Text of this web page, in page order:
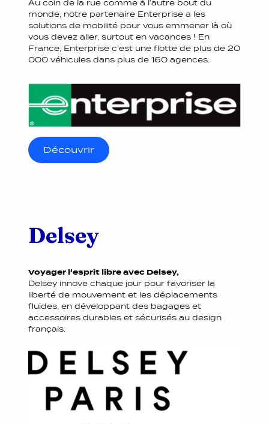
Au coin de la rue comme à l’autre bout du
monde, notre partenaire Enterprise a les
solutions de mobilité pour vous emmener là où
vous devez aller, surtout en vacances ! En
France, Enterprise c’est une flotte de plus de 20
000 véhicules dans plus de 160 agences.
Découvrir
Delsey
Voyager l'esprit libre avec Delsey,
Delsey innove chaque jour pour favoriser la
liberté de mouvement et les déplacements
fluides, en développant des bagages et
accessoires durables et sécurisés au design
français.